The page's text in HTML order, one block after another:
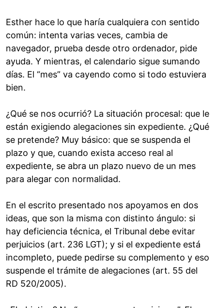
Esther hace lo que haría cualquiera con sentido
común: intenta varias veces, cambia de
navegador, prueba desde otro ordenador, pide
ayuda. Y mientras, el calendario sigue sumando
días. El “mes” va cayendo como si todo estuviera
bien.
¿Qué se nos ocurrió? La situación procesal: que le
están exigiendo alegaciones sin expediente. ¿Qué
se pretende? Muy básico: que se suspenda el
plazo y que, cuando exista acceso real al
expediente, se abra un plazo nuevo de un mes
para alegar con normalidad.
En el escrito presentado nos apoyamos en dos
ideas, que son la misma con distinto ángulo: si
hay deficiencia técnica, el Tribunal debe evitar
perjuicios (art. 236 LGT); y si el expediente está
incompleto, puede pedirse su complemento y eso
suspende el trámite de alegaciones (art. 55 del
RD 520/2005).